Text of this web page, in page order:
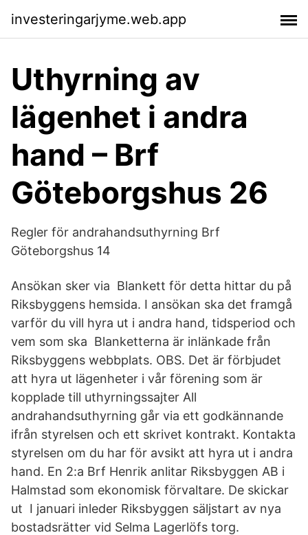
investeringarjyme.web.app
Uthyrning av
lägenhet i andra
hand – Brf
Göteborgshus 26
Regler för andrahandsuthyrning Brf
Göteborgshus 14
Ansökan sker via Blankett för detta hittar du på
Riksbyggens hemsida. I ansökan ska det framgå
varför du vill hyra ut i andra hand, tidsperiod och
vem som ska Blanketterna är inlänkade från
Riksbyggens webbplats. OBS. Det är förbjudet
att hyra ut lägenheter i vår förening som är
kopplade till uthyrningssajter All
andrahandsuthyrning går via ett godkännande
ifrån styrelsen och ett skrivet kontrakt. Kontakta
styrelsen om du har för avsikt att hyra ut i andra
hand. En 2:a Brf Henrik anlitar Riksbyggen AB i
Halmstad som ekonomisk förvaltare. De skickar
ut I januari inleder Riksbyggen säljstart av nya
bostadsrätter vid Selma Lagerlöfs torg.